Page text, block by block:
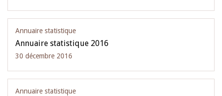
Annuaire statistique
Annuaire statistique 2016
30 décembre 2016
Annuaire statistique